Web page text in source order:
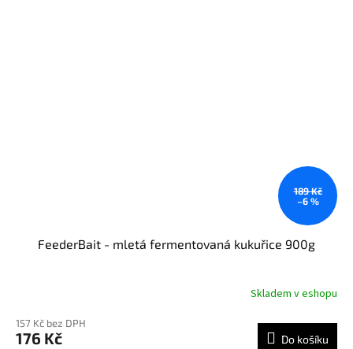
189 Kč
–6 %
FeederBait - mletá fermentovaná kukuřice 900g
Skladem v eshopu
157 Kč bez DPH
176 Kč Do košíku